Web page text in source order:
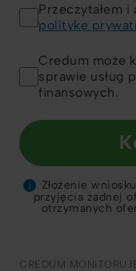
Przeczytałem i
politykę
Credum może
sprawie usług
finansowych.
i
Złożenie
przyjęcia żadnej
otrzymanych
CREDUM